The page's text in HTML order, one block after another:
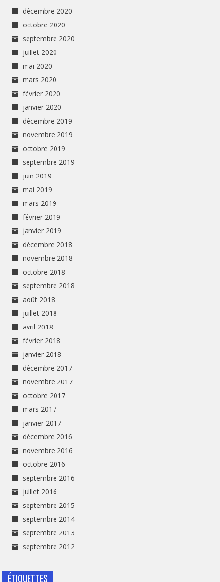
décembre 2020
octobre 2020
septembre 2020
juillet 2020
mai 2020
mars 2020
février 2020
janvier 2020
décembre 2019
novembre 2019
octobre 2019
septembre 2019
juin 2019
mai 2019
mars 2019
février 2019
janvier 2019
décembre 2018
novembre 2018
octobre 2018
septembre 2018
août 2018
juillet 2018
avril 2018
février 2018
janvier 2018
décembre 2017
novembre 2017
octobre 2017
mars 2017
janvier 2017
décembre 2016
novembre 2016
octobre 2016
septembre 2016
juillet 2016
septembre 2015
septembre 2014
septembre 2013
septembre 2012
ÉTIQUETTES